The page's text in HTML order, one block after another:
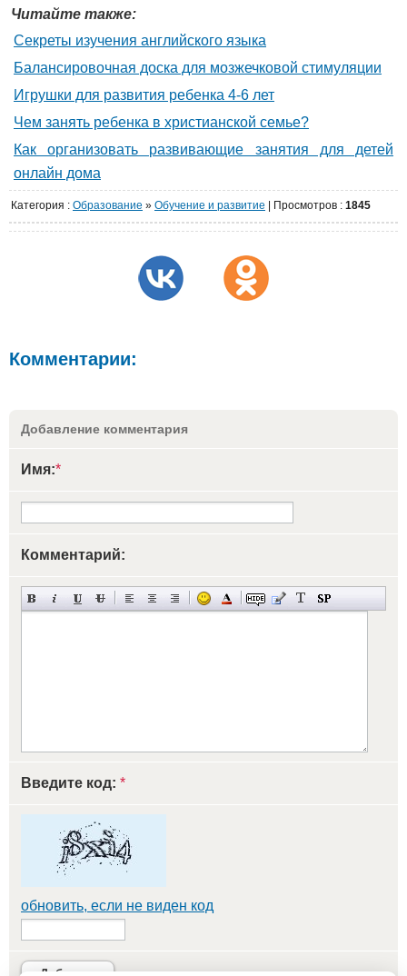
Читайте также:
Секреты изучения английского языка
Балансировочная доска для мозжечковой стимуляции
Игрушки для развития ребенка 4-6 лет
Чем занять ребенка в христианской семье?
Как организовать развивающие занятия для детей
онлайн дома
Категория : Образование » Обучение и развитие Просмотров : 1845
Комментарии:
Добавление комментария
Имя:*
Комментарий:
Введите код: *
обновить, если не виден код